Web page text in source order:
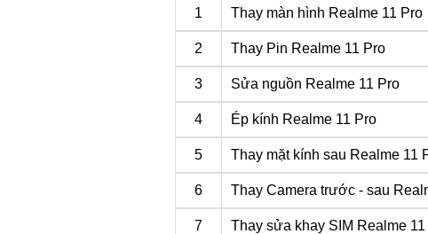
1 Thay màn hình Realme 11 Pro
2 Thay Pin Realme 11 Pro
3 Sửa nguồn Realme 11 Pro
4 Ép kính Realme 11 Pro
5 Thay mặt kính sau Realme 11
6 Thay Camera trước - sau
7 Thay sửa khay SIM Realme 11